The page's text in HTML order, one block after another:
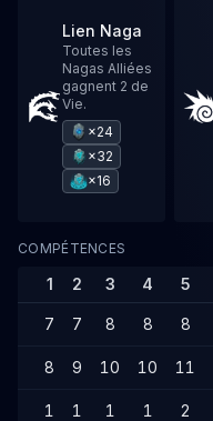
Lien Naga
Toutes les
Nagas Alliées
gagnent 2 de
Vie.
×24
×32
×16
COMPÉTENCES
1 2 3 4 5
7 7 8 8 8
8 9 10 10 11
1 1 1 1 2